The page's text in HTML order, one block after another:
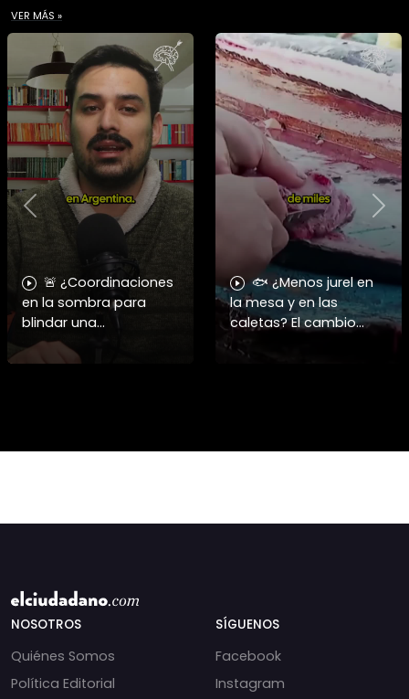
VER MÁS »
🚨 ¿Coordinaciones
en la sombra para
blindar una
candidatura
presidencial? Nuevos
🐟 ¿Menos jurel en
la mesa y en las
caletas? El cambio
climático y El Niño
alteran las aguas
Previous
NOSOTROS
Quiénes Somos
Política Editorial
SÍGUENOS
Facebook
Instagram